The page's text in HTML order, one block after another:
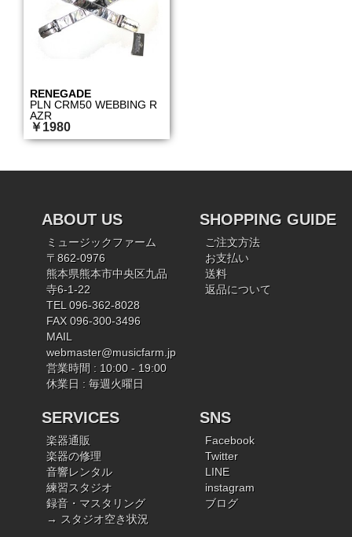
RENEGADE
PLN CRM50 WEBBING R
AZR
￥1980
ABOUT US
ミュージックファーム
〒862-0976
熊本県熊本市中央区九品
寺6-1-22
TEL 096-362-8028
FAX 096-300-3496
MAIL
webmaster@musicfarm.jp
営業時間 : 10:00 - 19:00
休業日 : 毎週火曜日
SHOPPING GUIDE
ご注文方法
お支払い
送料
返品について
SERVICES
楽器通販
楽器の修理
音響レンタル
練習スタジオ
録音・マスタリング
→ スタジオ空き状況
SNS
Facebook
Twitter
LINE
instagram
ブログ